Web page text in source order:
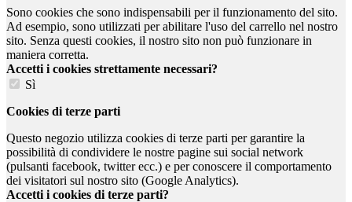
Sono cookies che sono indispensabili per il funzionamento del sito.
Ad esempio, sono utilizzati per abilitare l'uso del carrello nel nostro
sito. Senza questi cookies, il nostro sito non può funzionare in
maniera corretta.
Accetti i cookies strettamente necessari?
Sì
Cookies di terze parti
Questo negozio utilizza cookies di terze parti per garantire la
possibilità di condividere le nostre pagine sui social network
(pulsanti facebook, twitter ecc.) e per conoscere il comportamento
dei visitatori sul nostro sito (Google Analytics).
Accetti i cookies di terze parti?